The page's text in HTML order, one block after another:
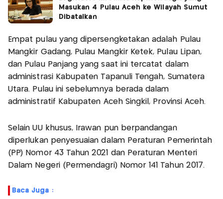
Masukan 4 Pulau Aceh ke Wilayah Sumut
Dibatalkan
Empat pulau yang dipersengketakan adalah Pulau
Mangkir Gadang, Pulau Mangkir Ketek, Pulau Lipan,
dan Pulau Panjang yang saat ini tercatat dalam
administrasi Kabupaten Tapanuli Tengah, Sumatera
Utara. Pulau ini sebelumnya berada dalam
administratif Kabupaten Aceh Singkil, Provinsi Aceh.
Selain UU khusus, Irawan pun berpandangan
diperlukan penyesuaian dalam Peraturan Pemerintah
(PP) Nomor 43 Tahun 2021 dan Peraturan Menteri
Dalam Negeri (Permendagri) Nomor 141 Tahun 2017.
Baca Juga :